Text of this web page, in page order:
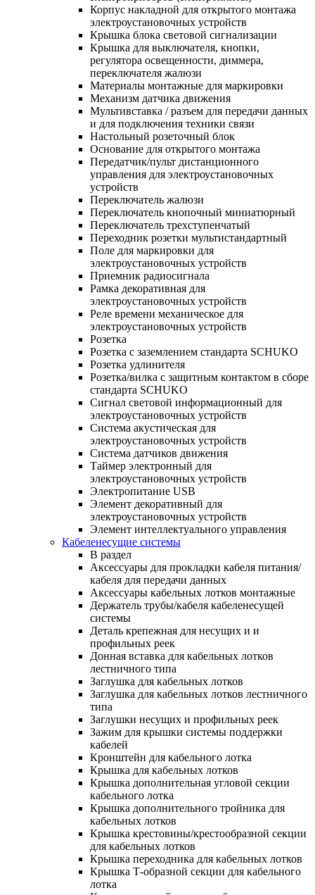
Корпус накладной для открытого монтажа
электроустановочных устройств
Крышка блока световой сигнализации
Крышка для выключателя, кнопки,
регулятора освещенности, диммера,
переключателя жалюзи
Материалы монтажные для маркировки
Механизм датчика движения
Мультивставка / разъем для передачи данных
и для подключения техники связи
Настольный розеточный блок
Основание для открытого монтажа
Передатчик/пульт дистанционного
управления для электроустановочных
устройств
Переключатель жалюзи
Переключатель кнопочный миниатюрный
Переключатель трехступенчатый
Переходник розетки мультистандартный
Поле для маркировки для
электроустановочных устройств
Приемник радиосигнала
Рамка декоративная для
электроустановочных устройств
Реле времени механическое для
электроустановочных устройств
Розетка
Розетка с заземлением стандарта SCHUKO
Розетка удлинителя
Розетка/вилка с защитным контактом в сборе
стандарта SCHUKO
Сигнал световой информационный для
электроустановочных устройств
Система акустическая для
электроустановочных устройств
Система датчиков движения
Таймер электронный для
электроустановочных устройств
Электропитание USB
Элемент декоративный для
электроустановочных устройств
Элемент интеллектуального управления
Кабеленесущие системы
В раздел
Аксессуары для прокладки кабеля питания/
кабеля для передачи данных
Аксессуары кабельных лотков монтажные
Держатель трубы/кабеля кабеленесущей
системы
Деталь крепежная для несущих и и
профильных реек
Донная вставка для кабельных лотков
лестничного типа
Заглушка для кабельных лотков
Заглушка для кабельных лотков лестничного
типа
Заглушки несущих и профильных реек
Зажим для крышки системы поддержки
кабелей
Кронштейн для кабельного лотка
Крышка для кабельных лотков
Крышка дополнительная угловой секции
кабельного лотка
Крышка дополнительного тройника для
кабельных лотков
Крышка крестовины/крестообразной секции
для кабельных лотков
Крышка переходника для кабельных лотков
Крышка Т-образной секции для кабельного
лотка